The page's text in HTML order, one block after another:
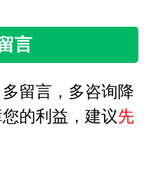
留言，多咨询降
的利益，建议先